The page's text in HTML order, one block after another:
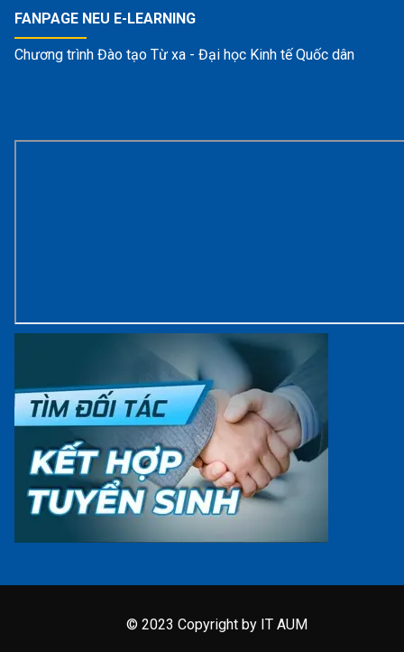
FANPAGE NEU E-LEARNING
Chương trình Đào tạo Từ xa - Đại học Kinh tế Quốc dân
© 2023 Copyright by IT AUM